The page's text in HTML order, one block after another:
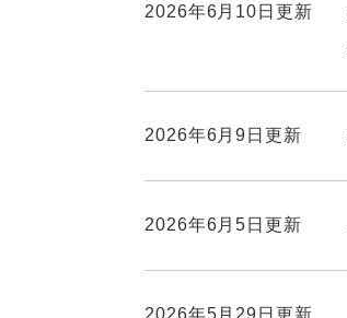
2026年6月10日更新
2026年6月9日更新
2026年6月5日更新